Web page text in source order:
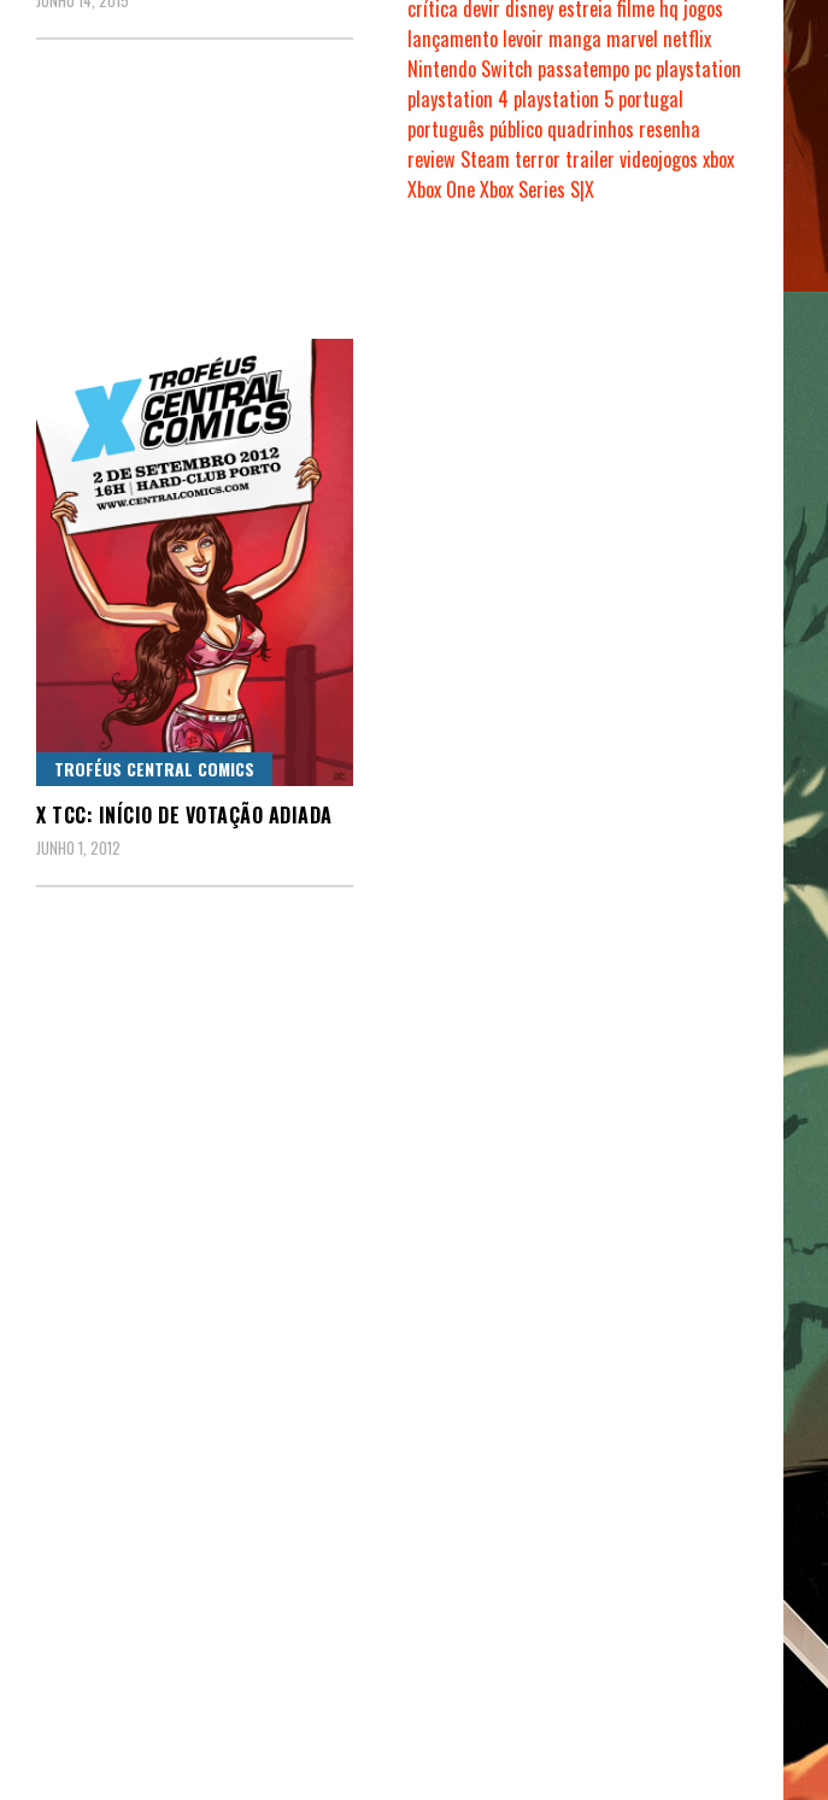
TROFÉUS CENTRAL COMICS
X TCC: INÍCIO DE VOTAÇÃO ADIADA
JUNHO 1, 2012
crítica devir disney estreiafilme hq jogos
lançamento levoir manga marvel netflix
Nintendo Switch passatempo pc playstation
playstation 4 playstation 5 portugal
português público quadrinhos resenha
review Steam terror trailer videojogos xbox
Xbox OneXbox Series S|X